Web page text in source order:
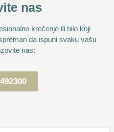
nas
krečenje ili bilo koji
da ispuni svaku vašu
nas: